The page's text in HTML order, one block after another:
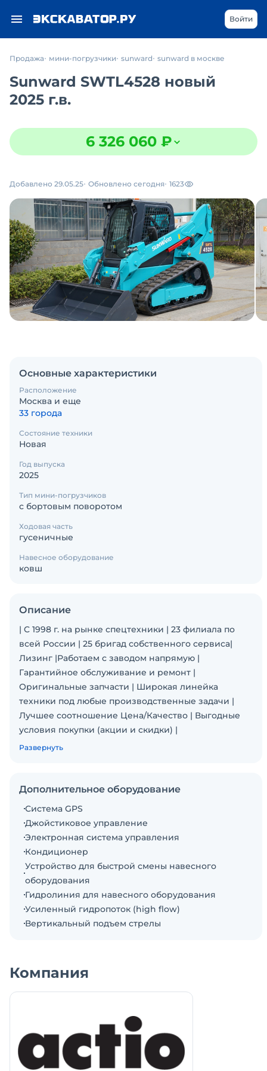
Войти
Продажа мини-погрузчики sunward sunward в москве
Sunward SWTL4528 новый
2025 г.в.
6 326 060 ₽
Добавлено 29.05.25 Обновлено сегодня 1623
Основные характеристики
Расположение
Москва и еще
33 города
Состояние техники
Новая
Год выпуска
2025
Тип мини-погрузчиков
с бортовым поворотом
Ходовая часть
гусеничные
Навесное оборудование
ковш
Описание
| C 1998 г. на рынке спецтехники | 23 филиала по
всей России | 25 бригад собственного сервиса|
Лизинг |Работаем с заводом напрямую |
Гарантийное обслуживание и ремонт |
Оригинальные запчасти | Широкая линейка
техники под любые производственные задачи |
Лучшее соотношение Цена/Качество | Выгодные
условия покупки (акции и скидки) |
SWL4028 - самая мощная модель колесного мини-
двигательная система. Оригинальный механизм
большим углом обзора. Сиденье с регулировкой и
ремнем безопасности. Интуитивно понятная
приборная панель.
ООО "Актио Рус" - эксклюзивный дистрибьютор
SUNWARD на территории ЮФО и СКФО РФ.
ЗВОНИТЕ ДЛЯ ПОЛУЧЕНИЯ НАИЛУЧШИХ
УСЛОВИЙ ПОСТАВКИ!
________________________________________________________
Эксплуатационная масса: 3750 кг
Усилие отрыва ковша: 3450 кг
Усилие отрыва стрелы: 2600 кг
Максимальная скорость хода: 18 км/ч (2-скоростной)
Тип управления: джойстиковое
Развернуть
Дополнительное оборудование
Система GPS
Джойстиковое управление
Электронная система управления
Кондиционер
Устройство для быстрой смены навесного
оборудования
Гидролиния для навесного оборудования
Усиленный гидропоток (high flow)
Вертикальный подъем стрелы
Компания